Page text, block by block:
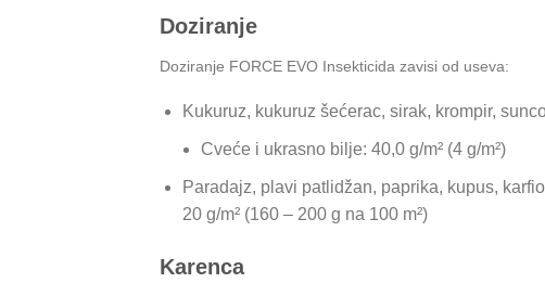
Doziranje
Doziranje FORCE EVO Insekticida zavisi od useva:
Kukuruz, kukuruz šećerac, sirak, krompir,
Cveće i ukrasno bilje: 40,0 g/m² (4 g/m²)
Paradajz, plavi patlidžan, paprika, kupus,
20 g/m² (160 – 200 g na 100 m²)
Karenca